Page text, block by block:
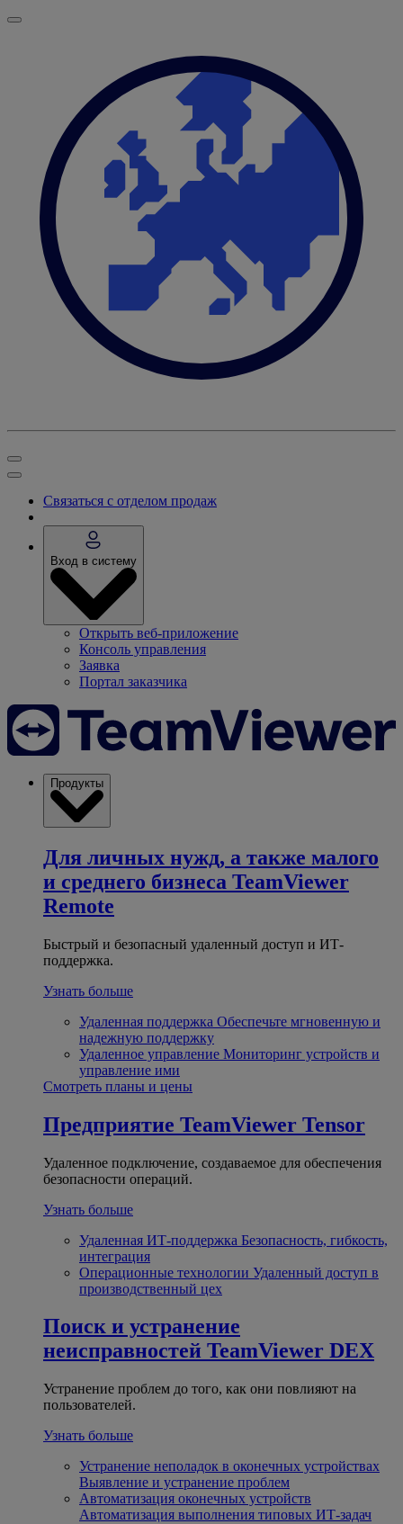
Связаться с отделом продаж
Вход в систему
Открыть веб-приложение
Консоль управления
Заявка
Портал заказчика
Продукты
Для личных нужд, а также малого
и среднего бизнеса TeamViewer
Remote
Быстрый и безопасный удаленный доступ и ИТ-
поддержка.
Узнать больше
Удаленная поддержка Обеспечьте мгновенную и
надежную поддержку
Удаленное управление Мониторинг устройств и
управление ими
Смотреть планы и цены
Предприятие TeamViewer Tensor
Удаленное подключение, создаваемое для обеспечения
безопасности операций.
Узнать больше
Удаленная ИТ-поддержка Безопасность, гибкость,
интеграция
Операционные технологии Удаленный доступ в
производственный цех
Поиск и устранение
неисправностей TeamViewer DEX
Устранение проблем до того, как они повлияют на
пользователей.
Узнать больше
Устранение неполадок в оконечных устройствах
Выявление и устранение проблем
Автоматизация оконечных устройств
Автоматизация выполнения типовых ИТ-задач